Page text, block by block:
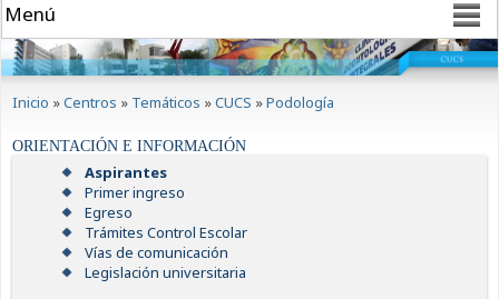
Inicio »Centros » Temáticos »CUCS »Podología
ORIENTACIÓN E INFORMACIÓN
Aspirantes
Primer ingreso
Egreso
Trámites Control Escolar
Vías de comunicación
Legislación universitaria